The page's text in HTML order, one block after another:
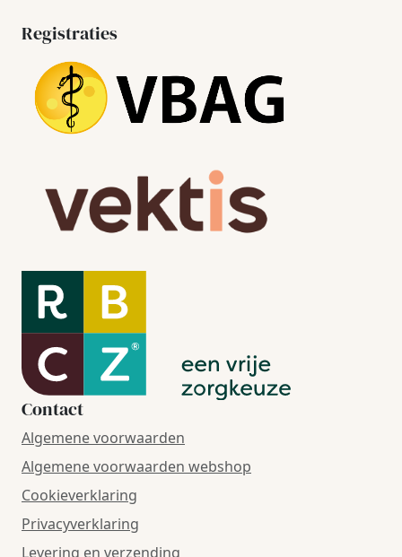
Registraties
Contact
Algemene voorwaarden
Algemene voorwaarden webshop
Cookieverklaring
Privacyverklaring
Levering en verzending